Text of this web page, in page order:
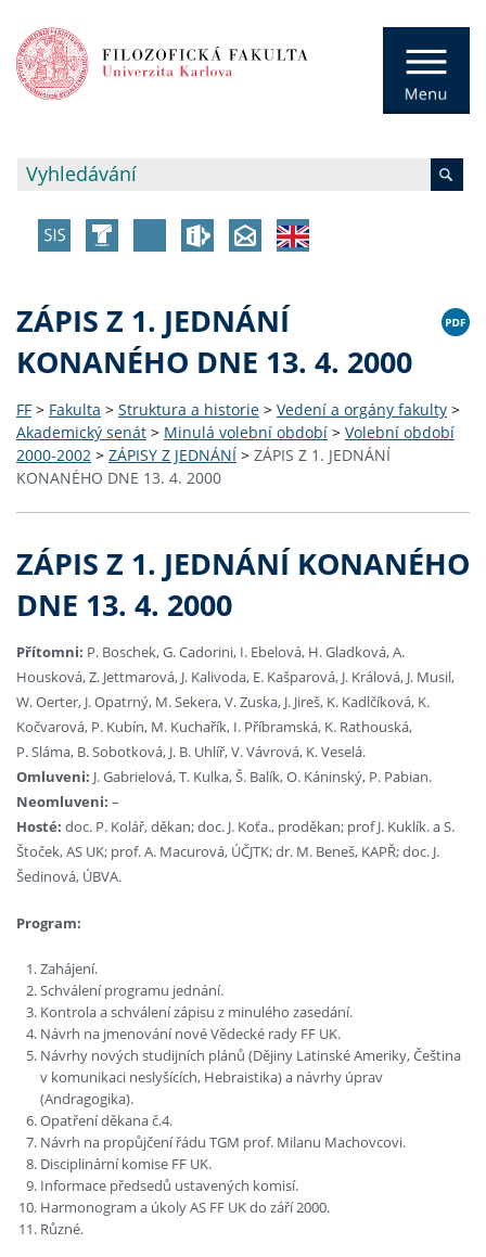
ZÁPIS Z 1. JEDNÁNÍ
KONANÉHO DNE 13. 4. 2000
FF > Fakulta > Struktura a historie > Vedení a orgány fakulty >
Akademický senát > Minulá volební období > Volební období
2000-2002 > ZÁPISY Z JEDNÁNÍ > ZÁPIS Z 1. JEDNÁNÍ
KONANÉHO DNE 13. 4. 2000
ZÁPIS Z 1. JEDNÁNÍ KONANÉHO
DNE 13. 4. 2000
Přítomni: P. Boschek, G. Cadorini, I. Ebelová, H. Gladková, A.
Housková, Z. Jettmarová, J. Kalivoda, E. Kašparová, J. Králová, J. Musil,
W. Oerter, J. Opatrný, M. Sekera, V. Zuska, J. Jireš, K. Kadlčíková, K.
Kočvarová, P. Kubín, M. Kuchařík, I. Příbramská, K. Rathouská,
P. Sláma, B. Sobotková, J. B. Uhlíř, V. Vávrová, K. Veselá.
Omluveni: J. Gabrielová, T. Kulka, Š. Balík, O. Káninský, P. Pabian.
Neomluveni: –
Hosté: doc. P. Kolář, děkan; doc. J. Koťa., proděkan; prof J. Kuklík. a S.
Štoček, AS UK; prof. A. Macurová, ÚČJTK; dr. M. Beneš, KAPŘ; doc. J.
Šedinová, ÚBVA.
Program:
Zahájení.
Schválení programu jednání.
Kontrola a schválení zápisu z minulého zasedání.
Návrh na jmenování nové Vědecké rady FF UK.
Návrhy nových studijních plánů (Dějiny Latinské Ameriky, Čeština
v komunikaci neslyšících, Hebraistika) a návrhy úprav
(Andragogika).
Opatření děkana č.4.
Návrh na propůjčení řádu TGM prof. Milanu Machovcovi.
Disciplinární komise FF UK.
Informace předsedů ustavených komisí.
Harmonogram a úkoly AS FF UK do září 2000.
Různé.